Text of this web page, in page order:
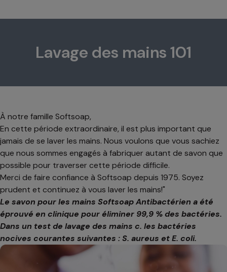
Lavage des mains 101
À notre famille Softsoap,
En cette période extraordinaire, il est plus important que
jamais de se laver les mains. Nous voulons que vous sachiez
que nous sommes engagés à fabriquer autant de savon que
possible pour traverser cette période difficile.
Merci de faire confiance à Softsoap depuis 1975. Soyez
prudent et continuez à vous laver les mains!"
Le savon pour les mains Softsoap Antibactérien a été
éprouvé en clinique pour éliminer 99,9 % des bactéries.
Dans un test de lavage des mains c. les bactéries
nocives courantes suivantes : S. aureus et E. coli.